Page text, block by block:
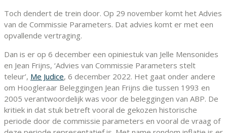
Toch dendert de trein door. Op 29 november komt het Advies
van de Commissie Parameters. Dat advies komt er met een
opvallende vertraging.
Dan is er op 6 december een opiniestuk van Jelle Mensonides
en Jean Frijns, ‘Advies van Commissie Parameters stelt
teleur’, Me Judice, 6 december 2022. Het gaat onder andere
om Hoogleraar Beleggingen Jean Frijns die tussen 1993 en
2005 verantwoordelijk was voor de beleggingen van ABP. De
kritiek in dat stuk betreft vooral de gekozen historische
periode door de commissie parameters en vooral de vraag of